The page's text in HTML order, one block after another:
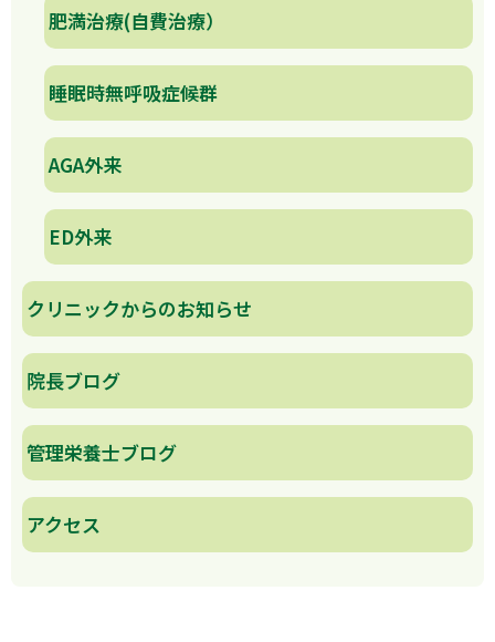
肥満治療(自費治療）
睡眠時無呼吸症候群
AGA外来
ED外来
クリニックからのお知らせ
院長ブログ
管理栄養士ブログ
アクセス